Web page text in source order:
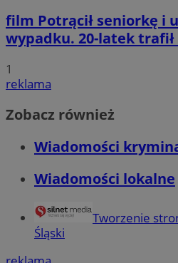
film Potrącił seniorkę i
wypadku. 20-latek
1
reklama
Zobacz również
Wiadomości
Wiadomości lokalne
Tworzenie
Śląski
Niezbędne Wydajność
Nazwa
QeSessID
SessID
MvSessID